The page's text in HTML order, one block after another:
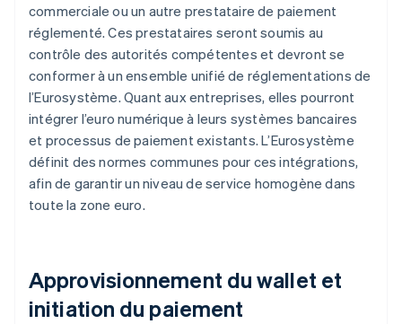
commerciale ou un autre prestataire de paiement
réglementé. Ces prestataires seront soumis au
contrôle des autorités compétentes et devront se
conformer à un ensemble unifié de réglementations de
l’Eurosystème. Quant aux entreprises, elles pourront
intégrer l’euro numérique à leurs systèmes bancaires
et processus de paiement existants. L’Eurosystème
définit des normes communes pour ces intégrations,
afin de garantir un niveau de service homogène dans
toute la zone euro.
Approvisionnement du wallet et
initiation du paiement